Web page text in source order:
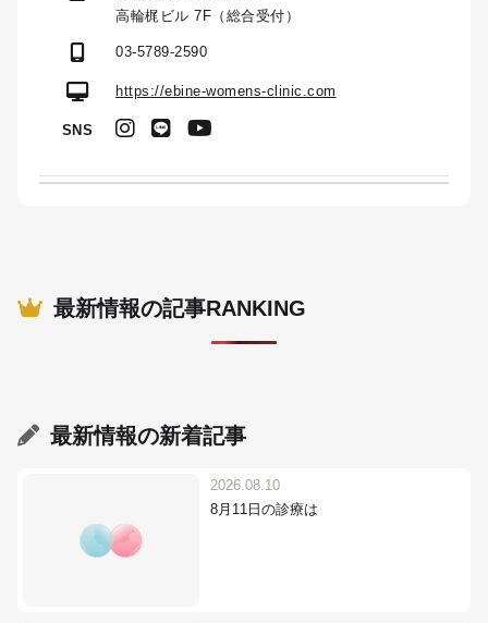
高輪梶ビル 7F（総合受付）
03-5789-2590
https://ebine-womens-clinic.com
SNS
最新情報の記事RANKING
最新情報の新着記事
2026.08.10
8月11日の診療は